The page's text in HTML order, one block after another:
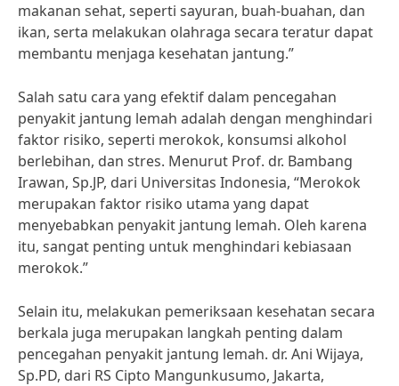
makanan sehat, seperti sayuran, buah-buahan, dan
ikan, serta melakukan olahraga secara teratur dapat
membantu menjaga kesehatan jantung.”
Salah satu cara yang efektif dalam pencegahan
penyakit jantung lemah adalah dengan menghindari
faktor risiko, seperti merokok, konsumsi alkohol
berlebihan, dan stres. Menurut Prof. dr. Bambang
Irawan, Sp.JP, dari Universitas Indonesia, “Merokok
merupakan faktor risiko utama yang dapat
menyebabkan penyakit jantung lemah. Oleh karena
itu, sangat penting untuk menghindari kebiasaan
merokok.”
Selain itu, melakukan pemeriksaan kesehatan secara
berkala juga merupakan langkah penting dalam
pencegahan penyakit jantung lemah. dr. Ani Wijaya,
Sp.PD, dari RS Cipto Mangunkusumo, Jakarta,